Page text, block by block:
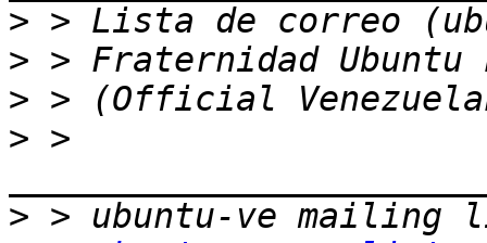
>
>
>
> >
>